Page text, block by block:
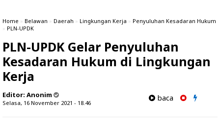
Home » Belawan » Daerah » Lingkungan Kerja » Penyuluhan Kesadaran Hukum
» PLN-UPDK
PLN-UPDK Gelar Penyuluhan
Kesadaran Hukum di Lingkungan
Kerja
Editor: Anonim
Selasa, 16 November 2021 - 18.46
baca